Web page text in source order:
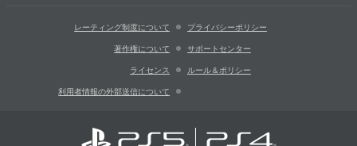
レーティング制度について プライバシーポリシー
著作権について サポートセンター
ライセンス ルール＆ポリシー
利用者情報の外部送信について